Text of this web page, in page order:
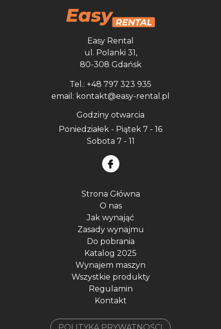
Easy Rental
ul. Polanki 31,
80-308 Gdańsk
Tel.: +48 797 323 935
email: kontakt@easy-rental.pl
Godziny otwarcia
Poniedziałek - Piątek 7 - 16
Sobota 7 - 11
Strona Główna
O nas
Jak wynająć
Zasady wynajmu
Do pobrania
Katalog 2025
Wynajem maszyn
Wszystkie produkty
Regulamin
Kontakt